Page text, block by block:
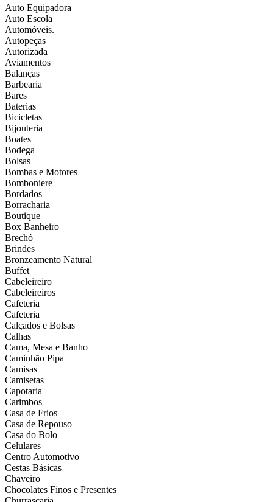
Auto Equipadora
Auto Escola
Automóveis.
Autopeças
Autorizada
Aviamentos
Balanças
Barbearia
Bares
Baterias
Bicicletas
Bijouteria
Boates
Bodega
Bolsas
Bombas e Motores
Bomboniere
Bordados
Borracharia
Boutique
Box Banheiro
Brechó
Brindes
Bronzeamento Natural
Buffet
Cabeleireiro
Cabeleireiros
Cafeteria
Cafeteria
Calçados e Bolsas
Calhas
Cama, Mesa e Banho
Caminhão Pipa
Camisas
Camisetas
Capotaria
Carimbos
Casa de Frios
Casa de Repouso
Casa do Bolo
Celulares
Centro Automotivo
Cestas Básicas
Chaveiro
Chocolates Finos e Presentes